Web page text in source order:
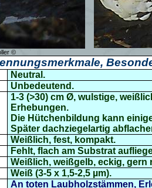
©
Neutral.
Unbedeutend.
1-3 (>30) cm Ø, wulstige,
Erhebungen.
Die Hütchenbildung kann
Später dachziegelartig
Weißlich, fest, kompakt.
Fehlt, flach am Substrat
Weißlich, weißgelb, eckig,
Weiß (3-5 x 1,5-2,5 µm).
An toten Laubholzstämmen,